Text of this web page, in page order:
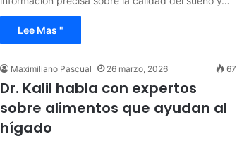
Lee Mas "
Maximiliano Pascual 26 marzo, 2026 67
Dr. Kalil habla con expertos
sobre alimentos que ayudan al
hígado